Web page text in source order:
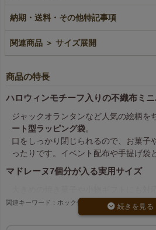
ラッピング袋｜20枚入
～
2,483
織布ラッピン
枚入
納期・送料・その他特記事項
関連商品 ＞ サイズ展開
商品の特長
ハロウィンモチーフ入りの不織布ミ
ジャックオランタンなど人気の絵柄を
ート型ラッピング袋。
口をしっかり閉じられるので、お菓子
ったりです。イベント配布や手提げ袋
マドレーヌ7個分が入る実用サイズ
ラッピングの簡単さと華やかな見た目
関連キーワード：ホック付きタイプ